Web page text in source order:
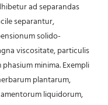
ad separandas
separantur,
solido-
viscositate, particulis
minima. Exempli
plantarum,
liquidorum,